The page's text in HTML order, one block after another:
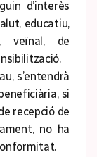
d’interès
educatiu,
veïnal, de
s’entendrà
si
recepció de
no ha